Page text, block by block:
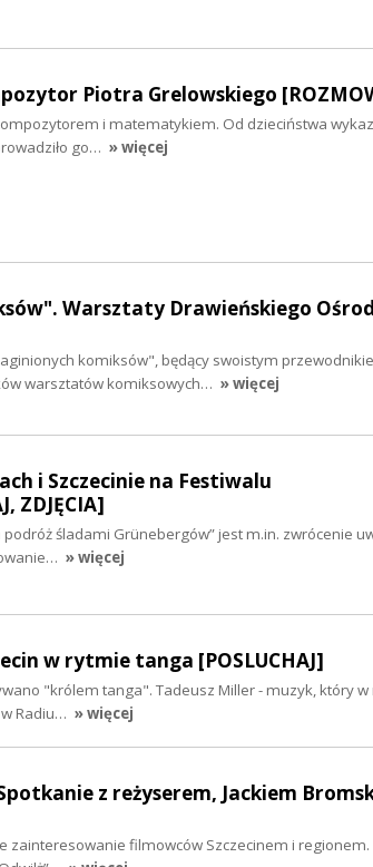
Piotra Grelowskiego
i matematykiem. Od dzieciństwa
go… » więcej
Warsztaty Drawieńskiego
komiksów", będący swoistym
warsztatów komiksowych… » więcej
i Szczecinie na Festiwalu
ZDJĘCIA]
śladami Grünebergów” jest m.in. zwrócenie
» więcej
w rytmie tanga [POSLUCHAJ]
"królem tanga". Tadeusz Miller - muzyk, który w
Radiu… » więcej
z reżyserem, Jackiem
zainteresowanie filmowców Szczecinem i